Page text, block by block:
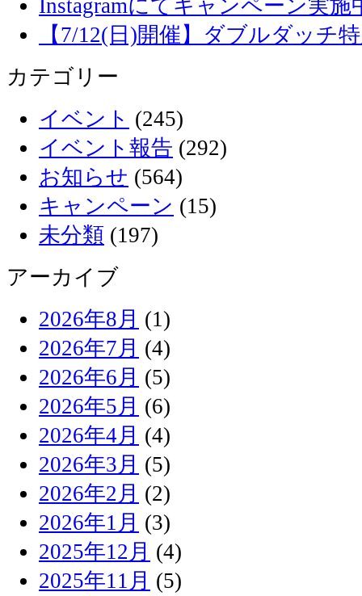
Instagramにてキャンペーン実施
【7/12(日)開催】ダブルダッチ
カテゴリー
イベント (245)
イベント報告 (292)
お知らせ (564)
キャンペーン (15)
未分類 (197)
アーカイブ
2026年8月 (1)
2026年7月 (4)
2026年6月 (5)
2026年5月 (6)
2026年4月 (4)
2026年3月 (5)
2026年2月 (2)
2026年1月 (3)
2025年12月 (4)
2025年11月 (5)